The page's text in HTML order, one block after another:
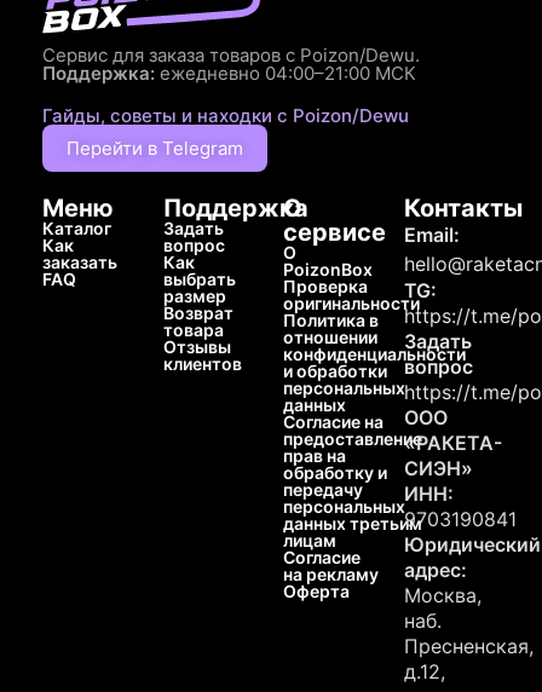
Сервис для заказа товаров с Poizon/Dewu.
Поддержка: ежедневно 04:00–21:00 МСК
Гайды, советы и находки с Poizon/Dewu
Перейти в Telegram
Меню
Каталог
Как
заказать
FAQ
Поддержка
Задать
вопрос
Как
выбрать
размер
Возврат
товара
Отзывы
клиентов
О
сервисе
О
PoizonBox
Проверка
оригинальности
Политика в
отношении
конфиденциальности
и обработки
персональных
данных
Согласие на
предоставление
прав на
обработку и
передачу
персональных
данных третьим
лицам
Согласие
на рекламу
Оферта
Контакты
Email:
TG:
https://t.me/
Задать
вопрос
https://t.me/
ООО
«РАКЕТА-
СИЭН»
ИНН:
9703190841
Юридический
адрес:
Москва,
наб.
Пресненская,
д.12,